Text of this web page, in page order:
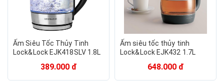
Ấm Siêu Tốc Thủy Tinh
Lock&Lock EJK418SLV 1.8L
389.000 đ
Ấm siêu tốc thủy tinh
Lock&Lock EJK432 1.7L
648.000 đ